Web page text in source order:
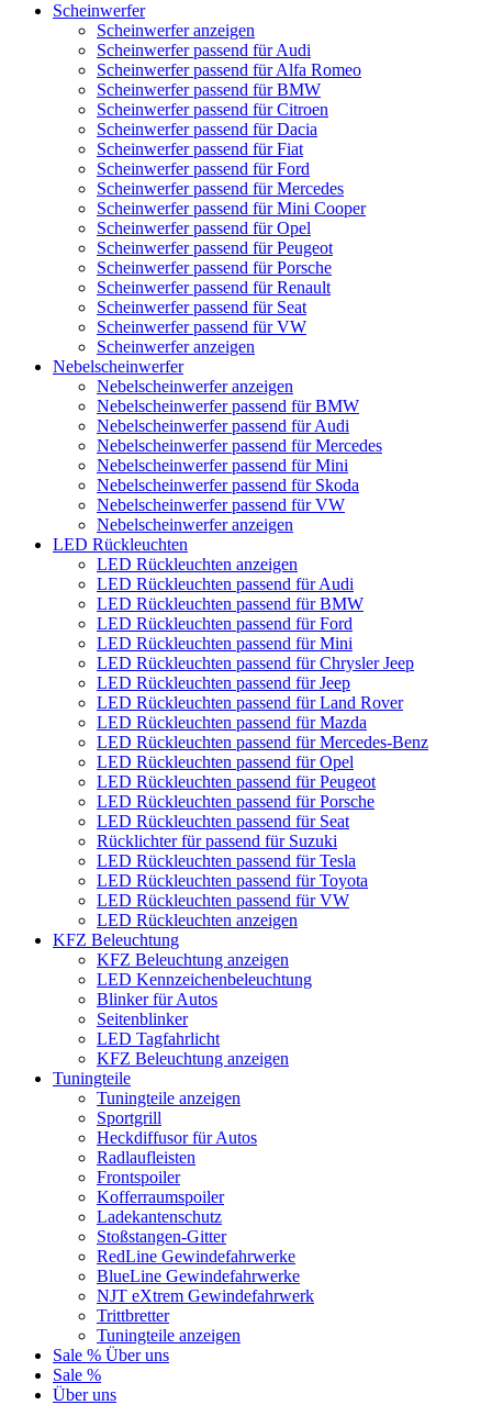
Scheinwerfer
Scheinwerfer anzeigen
Scheinwerfer passend für Audi
Scheinwerfer passend für Alfa Romeo
Scheinwerfer passend für BMW
Scheinwerfer passend für Citroen
Scheinwerfer passend für Dacia
Scheinwerfer passend für Fiat
Scheinwerfer passend für Ford
Scheinwerfer passend für Mercedes
Scheinwerfer passend für Mini Cooper
Scheinwerfer passend für Opel
Scheinwerfer passend für Peugeot
Scheinwerfer passend für Porsche
Scheinwerfer passend für Renault
Scheinwerfer passend für Seat
Scheinwerfer passend für VW
Scheinwerfer anzeigen
Nebelscheinwerfer
Nebelscheinwerfer anzeigen
Nebelscheinwerfer passend für BMW
Nebelscheinwerfer passend für Audi
Nebelscheinwerfer passend für Mercedes
Nebelscheinwerfer passend für Mini
Nebelscheinwerfer passend für Skoda
Nebelscheinwerfer passend für VW
Nebelscheinwerfer anzeigen
LED Rückleuchten
LED Rückleuchten anzeigen
LED Rückleuchten passend für Audi
LED Rückleuchten passend für BMW
LED Rückleuchten passend für Ford
LED Rückleuchten passend für Mini
LED Rückleuchten passend für Chrysler Jeep
LED Rückleuchten passend für Jeep
LED Rückleuchten passend für Land Rover
LED Rückleuchten passend für Mazda
LED Rückleuchten passend für Mercedes-Benz
LED Rückleuchten passend für Opel
LED Rückleuchten passend für Peugeot
LED Rückleuchten passend für Porsche
LED Rückleuchten passend für Seat
Rücklichter für passend für Suzuki
LED Rückleuchten passend für Tesla
LED Rückleuchten passend für Toyota
LED Rückleuchten passend für VW
LED Rückleuchten anzeigen
KFZ Beleuchtung
KFZ Beleuchtung anzeigen
LED Kennzeichenbeleuchtung
Blinker für Autos
Seitenblinker
LED Tagfahrlicht
KFZ Beleuchtung anzeigen
Tuningteile
Tuningteile anzeigen
Sportgrill
Heckdiffusor für Autos
Radlaufleisten
Frontspoiler
Kofferraumspoiler
Ladekantenschutz
Stoßstangen-Gitter
RedLine Gewindefahrwerke
BlueLine Gewindefahrwerke
NJT eXtrem Gewindefahrwerk
Trittbretter
Tuningteile anzeigen
Sale % Über uns
Sale %
Über uns